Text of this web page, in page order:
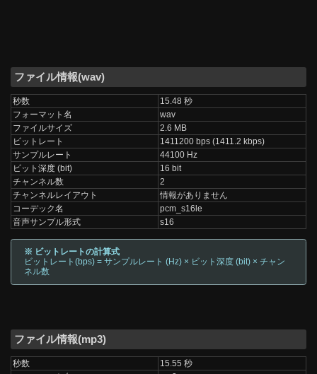
ファイル情報(wav)
秒数
15.48 秒
フォーマット名
wav
ファイルサイズ
2.6 MB
ビットレート
1411200 bps (1411.2 kbps)
サンプルレート
44100 Hz
ビット深度 (bit)
16 bit
チャンネル数
2
チャンネルレイアウト
情報がありません
コーデック名
pcm_s16le
音声サンプル形式
s16
※ ビットレートの計算式
ビットレート(bps) = サンプルレート (Hz) × ビット深度 (bit) × チャン
ネル数
ファイル情報(mp3)
秒数
15.55 秒